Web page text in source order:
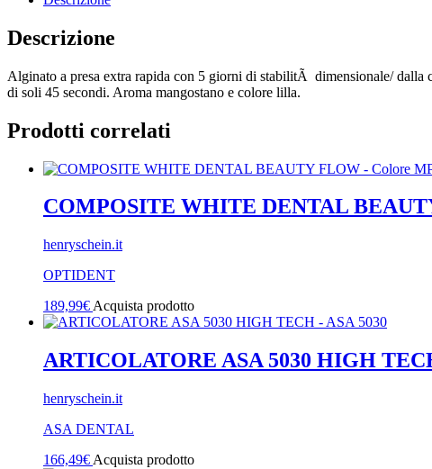
Descrizione
Alginato a presa extra rapida con 5 giorni di stabilitÃ dimensionale/ dalla
di soli 45 secondi. Aroma mangostano e colore lilla.
Prodotti correlati
COMPOSITE WHITE DENTAL
henryschein.it
OPTIDENT
189,99€ Acquista prodotto
ARTICOLATORE ASA 5030 HIGH
henryschein.it
ASA DENTAL
166,49€ Acquista prodotto